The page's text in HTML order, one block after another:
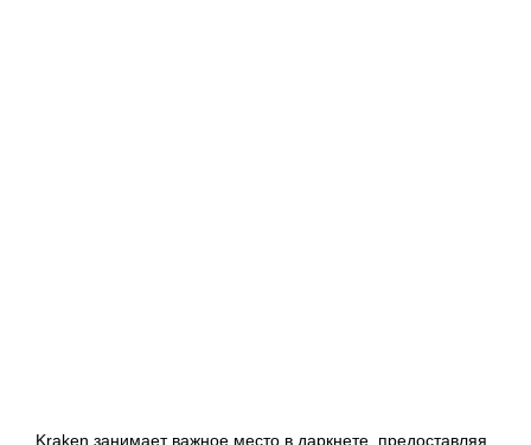
Kraken занимает важное место в даркнете, предоставляя